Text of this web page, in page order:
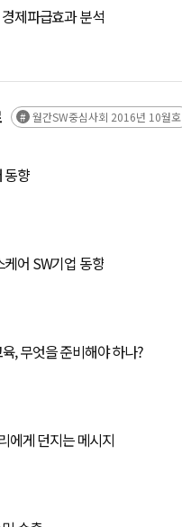
제파급효과 분석
월간SW중심사회 2016년 10월호
동향
어 SW기업 동향
, 무엇을 준비해야 하나?
에게 던지는 메시지